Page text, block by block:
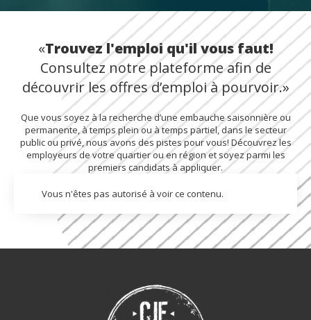
«Trouvez l'emploi qu'il vous faut!
Consultez notre plateforme afin de
découvrir les offres d’emploi à pourvoir.»
Que vous soyez à la recherche d’une embauche saisonnière ou
permanente, à temps plein ou à temps partiel, dans le secteur
public ou privé, nous avons des pistes pour vous! Découvrez les
employeurs de votre quartier ou en région et soyez parmi les
premiers candidats à appliquer.
Vous n'êtes pas autorisé à voir ce contenu.